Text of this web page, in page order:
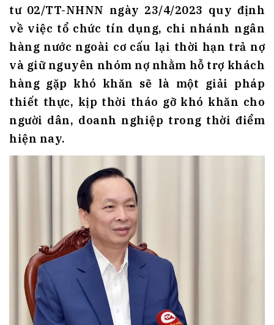
tư 02/TT-NHNN ngày 23/4/2023 quy định
về việc tổ chức tín dụng, chi nhánh ngân
hàng nước ngoài cơ cấu lại thời hạn trả nợ
và giữ nguyên nhóm nợ nhằm hỗ trợ khách
hàng gặp khó khăn sẽ là một giải pháp
thiết thực, kịp thời tháo gỡ khó khăn cho
người dân, doanh nghiệp trong thời điểm
hiện nay.